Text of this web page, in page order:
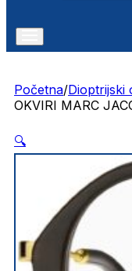
Početna/Dioptrijski
OKVIRI MARC
🔍